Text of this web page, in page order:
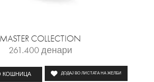
MASTER COLLECTION
261.400денари
КОШНИЦА ДОДАЈ ВО ЛИСТАТА НА ЖЕЛБИ